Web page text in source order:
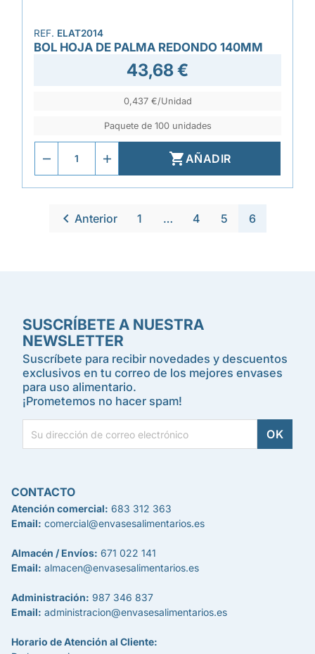
REF. ELAT2014
BOL HOJA DE PALMA REDONDO 140MM
43,68 €
0,437 €/Unidad
Paquete de 100 unidades
AÑADIR
 Anterior 1 … 4 5 6
SUSCRÍBETE A NUESTRA
NEWSLETTER
Suscríbete para recibir novedades y descuentos
exclusivos en tu correo de los mejores envases
para uso alimentario.
¡Prometemos no hacer spam!
CONTACTO
Atención comercial: 683 312 363
Email: comercial@envasesalimentarios.es
Almacén / Envíos: 671 022 141
Email: almacen@envasesalimentarios.es
Administración: 987 346 837
Email: administracion@envasesalimentarios.es
Horario de Atención al Cliente: